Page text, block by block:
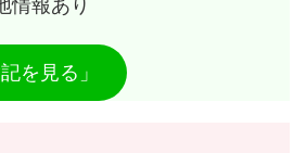
情報あり
を見る」